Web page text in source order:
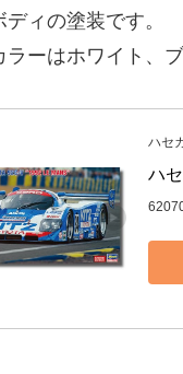
ィの塗装です。
ラーはホワイト、
ハセ
ハ